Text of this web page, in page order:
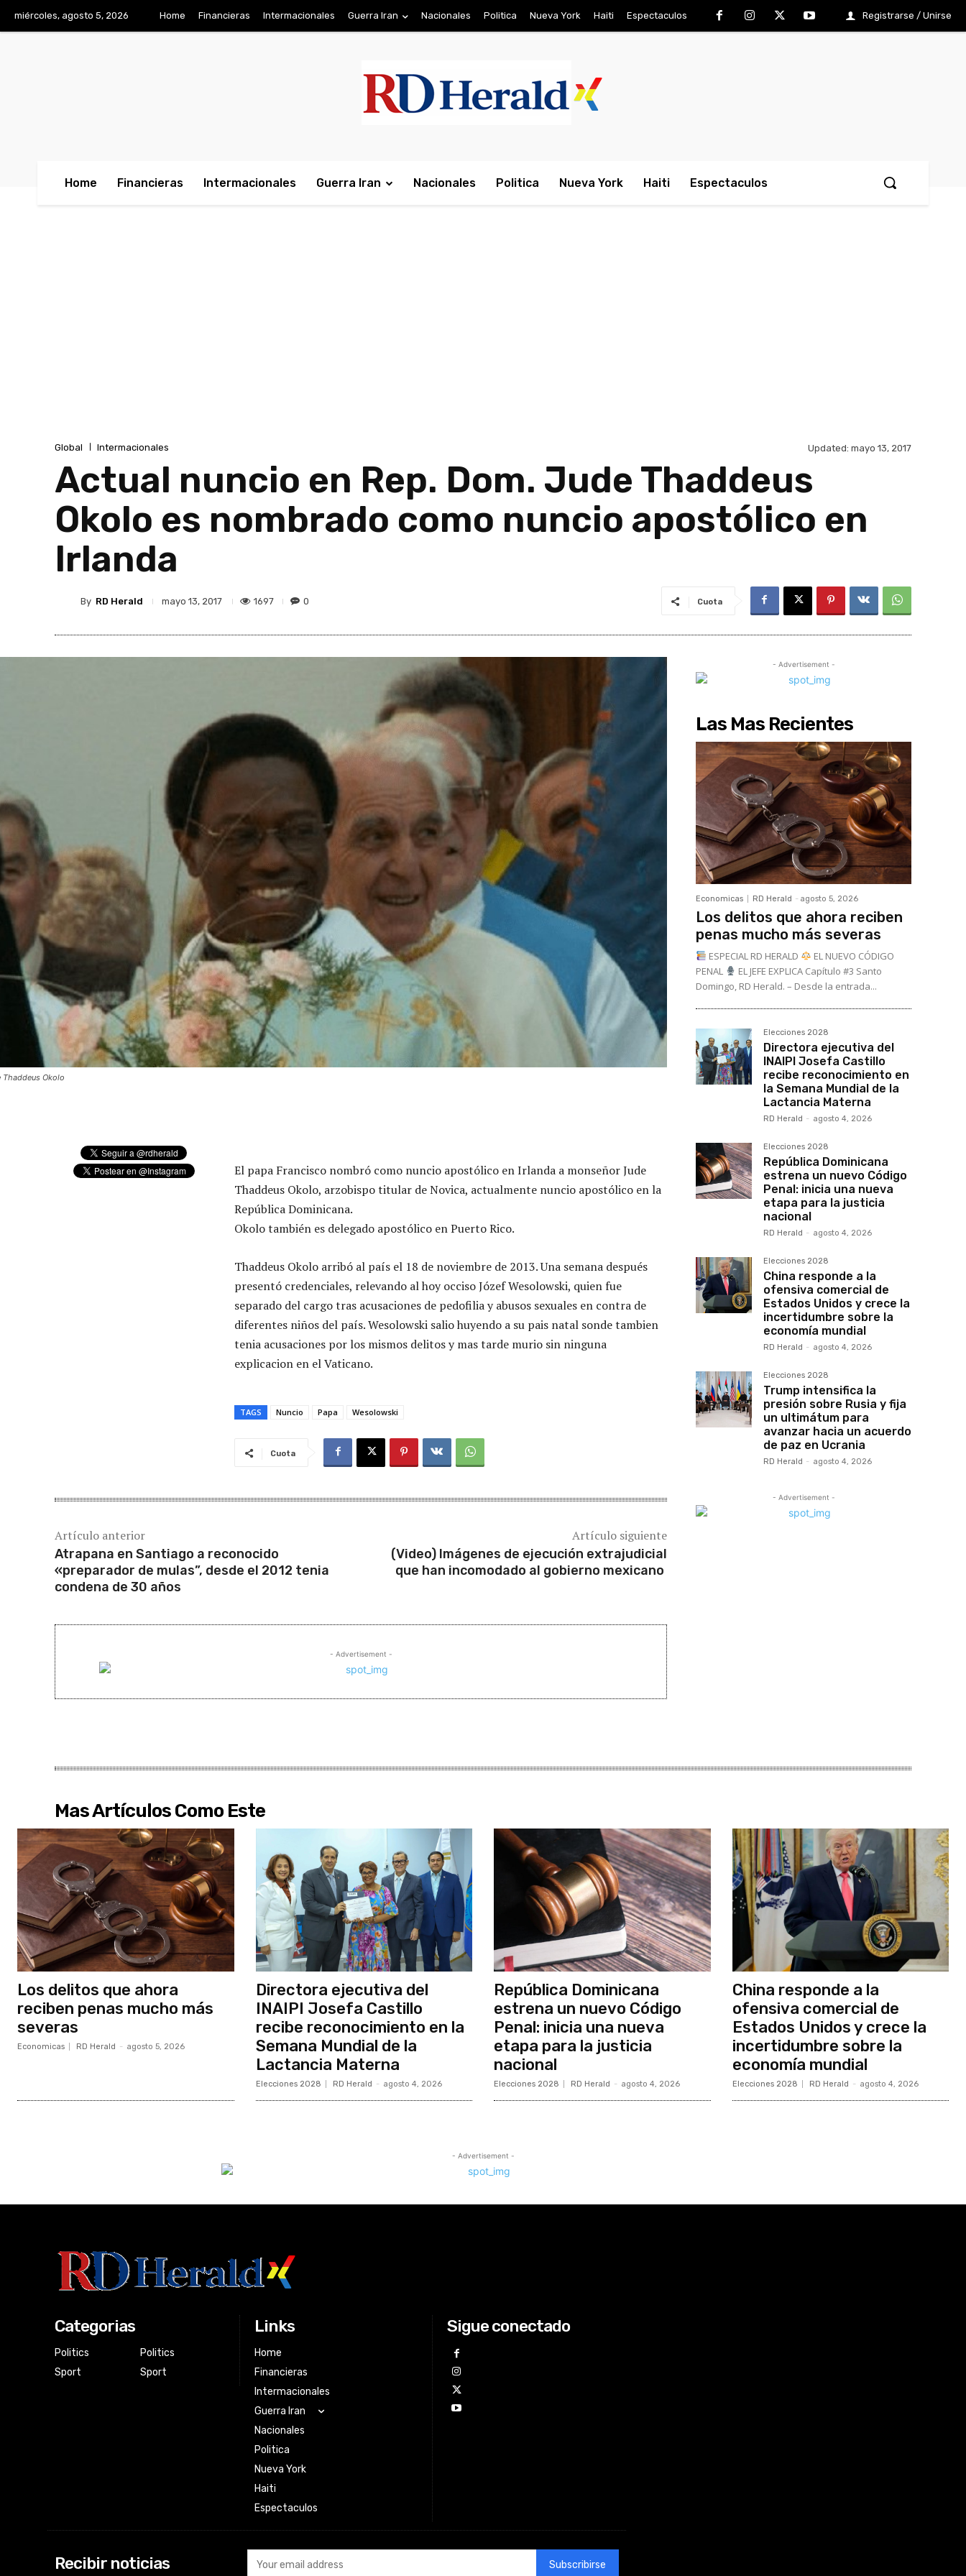
miércoles, agosto 5, 2026 Home Financieras Intermacionales Guerra Iran Nacionales Politica Nueva York Haiti Espectaculos Registrarse / Unirse
Home Financieras Intermacionales Guerra Iran Nacionales Politica Nueva York Haiti Espectaculos
Global Intermacionales Updated: mayo 13, 2017
Actual nuncio en Rep. Dom. Jude Thaddeus
Okolo es nombrado como nuncio apostólico en
Irlanda
By RD Herald mayo 13, 2017 1697 0 Cuota
Thaddeus Okolo
El papa Francisco nombró como nuncio apostólico en Irlanda a monseñor Jude
Thaddeus Okolo, arzobispo titular de Novica, actualmente nuncio apostólico en la
República Dominicana.
Okolo también es delegado apostólico en Puerto Rico.
Thaddeus Okolo arribó al país el 18 de noviembre de 2013. Una semana después
presentó credenciales, relevando al hoy occiso Józef Wesolowski, quien fue
separado del cargo tras acusaciones de pedofilia y abusos sexuales en contra de
diferentes niños del país. Wesolowski salio huyendo a su pais natal sonde tambien
tenia acusaciones por los mismos delitos y mas tarde murio sin ninguna
explicacion en el Vaticano.
TAGS Nuncio Papa Wesolowski
Cuota
Artículo anterior
Atrapana en Santiago a reconocido
«preparador de mulas”, desde el 2012 tenia
condena de 30 años
Artículo siguiente
(Video) Imágenes de ejecución extrajudicial
que han incomodado al gobierno mexicano
- Advertisement -
- Advertisement -
Las Mas Recientes
Economicas RD Herald - agosto 5, 2026
Los delitos que ahora reciben
penas mucho más severas
ESPECIAL RD HERALD
EL NUEVO CÓDIGO
PENAL
EL JEFE EXPLICA Capítulo #3 Santo
Domingo, RD Herald. – Desde la entrada...
Elecciones 2028
Directora ejecutiva del
INAIPI Josefa Castillo
recibe reconocimiento en
la Semana Mundial de la
Lactancia Materna
RD Herald - agosto 4, 2026
Elecciones 2028
República Dominicana
estrena un nuevo Código
Penal: inicia una nueva
etapa para la justicia
nacional
RD Herald - agosto 4, 2026
Elecciones 2028
China responde a la
ofensiva comercial de
Estados Unidos y crece la
incertidumbre sobre la
economía mundial
RD Herald - agosto 4, 2026
Elecciones 2028
Trump intensifica la
presión sobre Rusia y fija
un ultimátum para
avanzar hacia un acuerdo
de paz en Ucrania
RD Herald - agosto 4, 2026
- Advertisement -
Mas Artículos Como Este
Los delitos que ahora
reciben penas mucho más
severas
Economicas RD Herald - agosto 5, 2026
Directora ejecutiva del
INAIPI Josefa Castillo
recibe reconocimiento en la
Semana Mundial de la
Lactancia Materna
Elecciones 2028 RD Herald - agosto 4, 2026
República Dominicana
estrena un nuevo Código
Penal: inicia una nueva
etapa para la justicia
nacional
Elecciones 2028 RD Herald - agosto 4, 2026
China responde a la
ofensiva comercial de
Estados Unidos y crece la
incertidumbre sobre la
economía mundial
Elecciones 2028 RD Herald - agosto 4, 2026
- Advertisement -
Categorias
Politics
Sport
Politics
Sport
Links
Home
Financieras
Intermacionales
Guerra Iran
Nacionales
Politica
Nueva York
Haiti
Espectaculos
Sigue conectado
Recibir noticias Subscribirse